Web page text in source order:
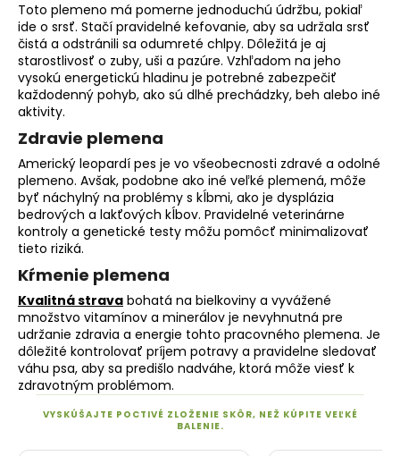
Toto plemeno má pomerne jednoduchú údržbu, pokiaľ
ide o srsť. Stačí pravidelné kefovanie, aby sa udržala srsť
čistá a odstránili sa odumreté chlpy. Dôležitá je aj
starostlivosť o zuby, uši a pazúre. Vzhľadom na jeho
vysokú energetickú hladinu je potrebné zabezpečiť
každodenný pohyb, ako sú dlhé prechádzky, beh alebo iné
aktivity.
Zdravie plemena
Americký leopardí pes je vo všeobecnosti zdravé a odolné
plemeno. Avšak, podobne ako iné veľké plemená, môže
byť náchylný na problémy s kĺbmi, ako je dysplázia
bedrových a lakťových kĺbov. Pravidelné veterinárne
kontroly a genetické testy môžu pomôcť minimalizovať
tieto riziká.
Kŕmenie plemena
Kvalitná strava bohatá na bielkoviny a vyvážené
množstvo vitamínov a minerálov je nevyhnutná pre
udržanie zdravia a energie tohto pracovného plemena. Je
dôležité kontrolovať príjem potravy a pravidelne sledovať
váhu psa, aby sa predišlo nadváhe, ktorá môže viesť k
zdravotným problémom.